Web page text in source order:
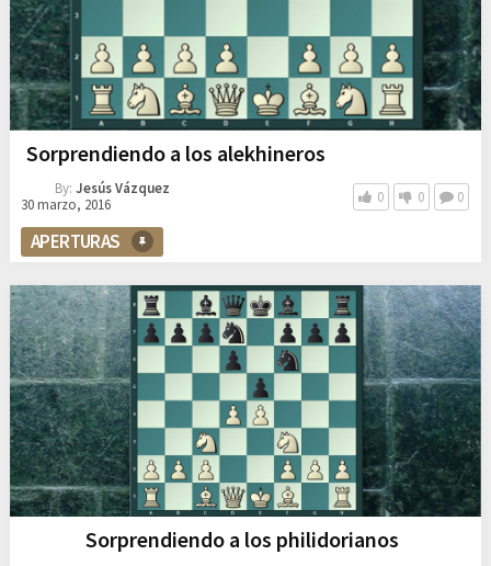
Sorprendiendo a los alekhineros
By: Jesús Vázquez
30 marzo, 2016
0 0 0
APERTURAS
Sorprendiendo a los philidorianos